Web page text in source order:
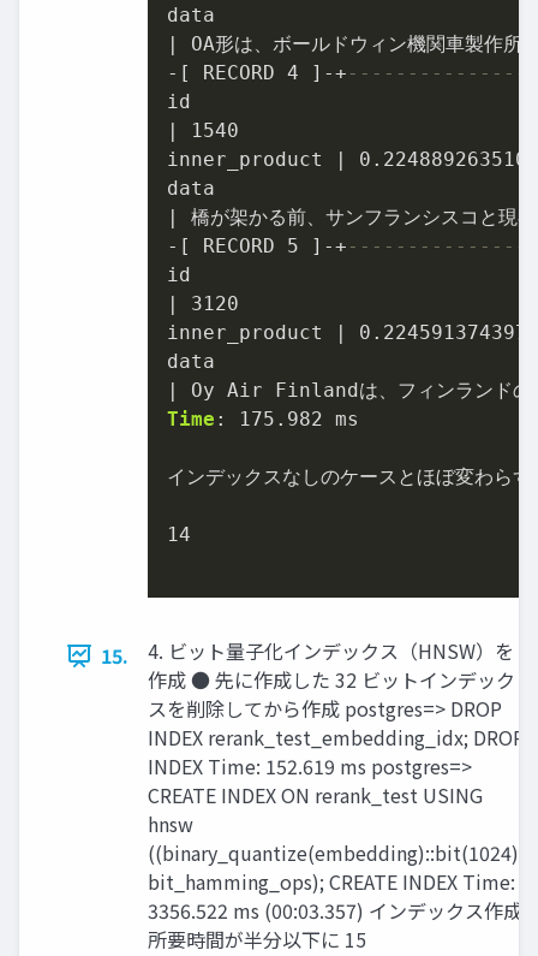
- [ RECORD 4 ] -+
1540
inner_product
- [ RECORD 5 ] -+
3120
inner_product
Time : 175.982 ms
インデックスなしのケースとほぼ変わら
14
15.
4. ビット量子化インデックス（HNSW）を
作成 ● 先に作成した 32 ビットインデック
スを削除してから作成 postgres=> DROP
INDEX rerank_test_embedding_idx; DROP
INDEX Time: 152.619 ms postgres=>
CREATE INDEX ON rerank_test USING
hnsw
((binary_quantize(embedding)::bit(1024))
bit_hamming_ops); CREATE INDEX Time:
3356.522 ms (00:03.357) インデックス作成
所要時間が半分以下に 15